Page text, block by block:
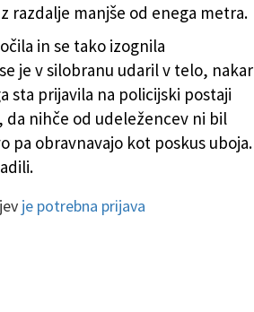
razdalje manjše od enega metra.
in se tako izognila
je v silobranu udaril v telo, nakar
sta prijavila na policijski postaji
da nihče od udeležencev ni bil
pa obravnavajo kot poskus uboja.
je potrebna prijava